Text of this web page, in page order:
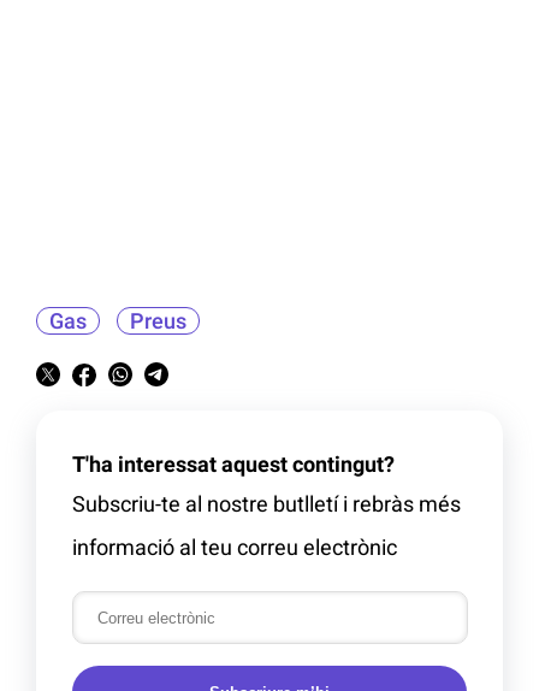
Gas Preus
T'ha interessat aquest contingut?
Subscriu-te al nostre butlletí i rebràs més
informació al teu correu electrònic